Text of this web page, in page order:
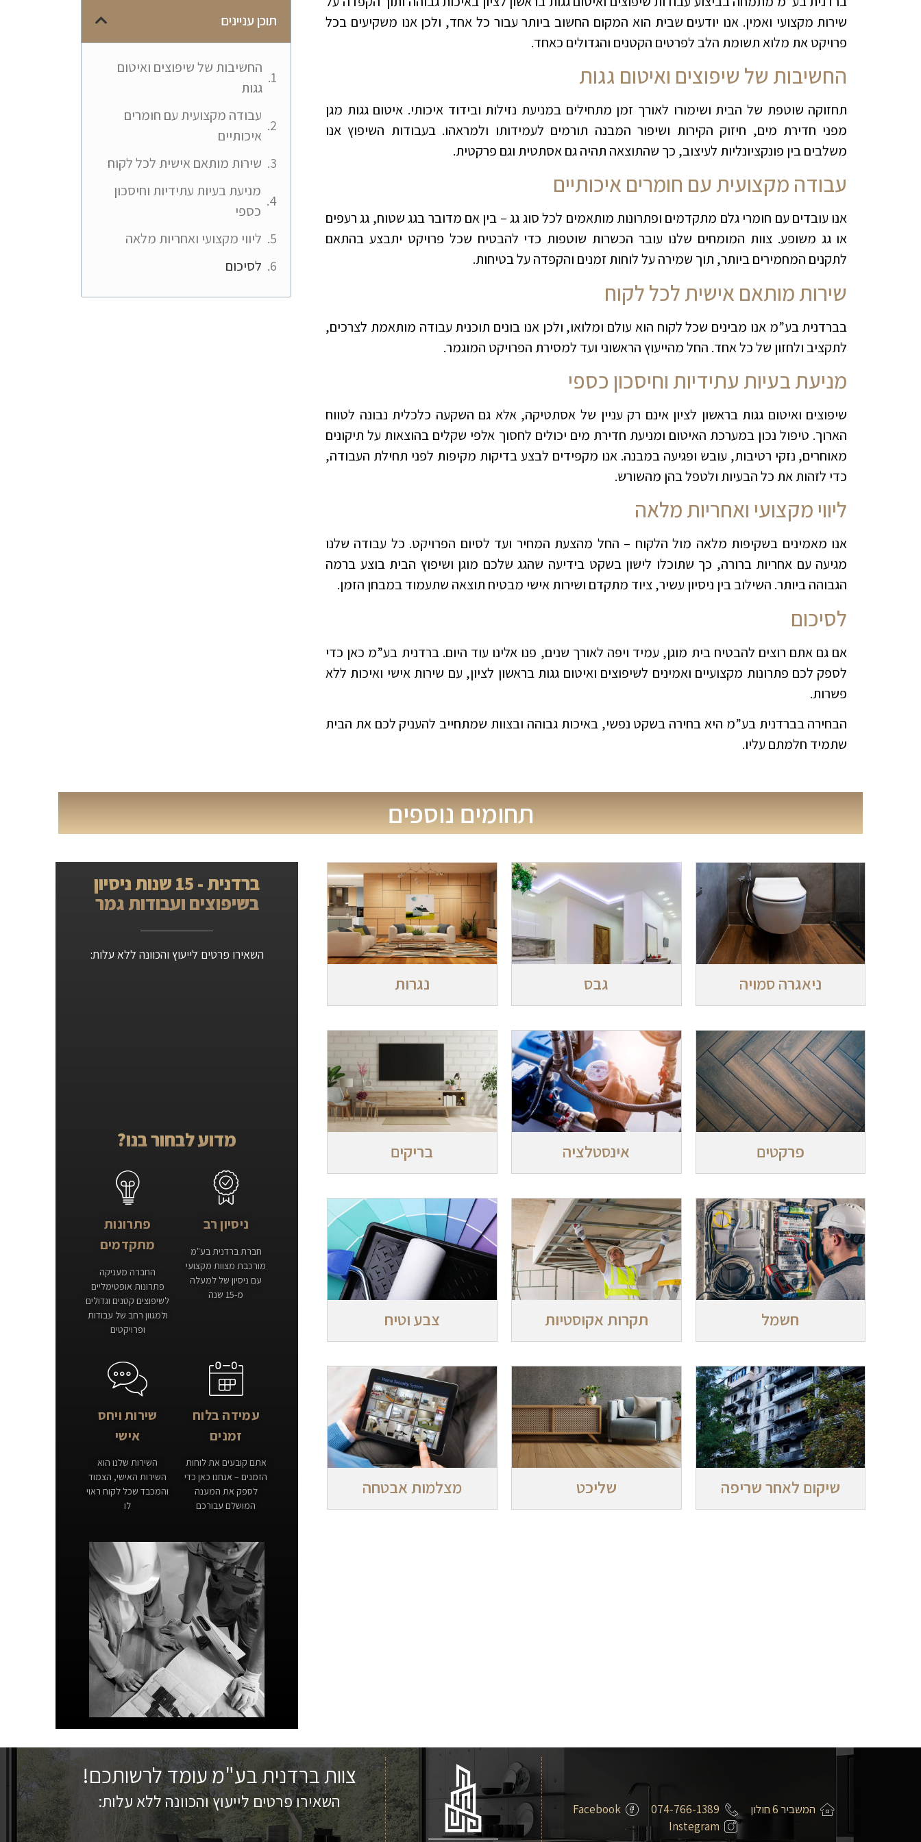
שירות מקצועי ואמין. אנו יודעים שבית הוא המקום החשוב ביותר עבור כל אחד, ולכן אנו משקיעים בכל
פרויקט את מלוא תשומת הלב לפרטים הקטנים והגדולים כאחד.
החשיבות של שיפוצים ואיטום גגות
תחזוקה שוטפת של הבית ושימורו לאורך זמן מתחילים במניעת נזילות ובידוד איכותי. איטום גגות מגן
מפני חדירת מים, חיזוק הקירות ושיפור המבנה תורמים לעמידותו ולמראהו. בעבודות השיפוץ אנו
משלבים בין פונקציונליות לעיצוב, כך שהתוצאה תהיה גם אסתטית וגם פרקטית.
עבודה מקצועית עם חומרים איכותיים
אנו עובדים עם חומרי גלם מתקדמים ופתרונות מותאמים לכל סוג גג – בין אם מדובר בגג שטוח, גג רעפים
או גג משופע. צוות המומחים שלנו עובר הכשרות שוטפות כדי להבטיח שכל פרויקט יתבצע בהתאם
לתקנים המחמירים ביותר, תוך שמירה על לוחות זמנים והקפדה על בטיחות.
שירות מותאם אישית לכל לקוח
בברדנית בע”מ אנו מבינים שכל לקוח הוא עולם ומלואו, ולכן אנו בונים תוכנית עבודה מותאמת לצרכים,
לתקציב ולחזון של כל אחד. החל מהייעוץ הראשוני ועד למסירת הפרויקט המוגמר.
מניעת בעיות עתידיות וחיסכון כספי
שיפוצים ואיטום גגות בראשון לציון אינם רק עניין של אסתטיקה, אלא גם השקעה כלכלית נבונה לטווח
הארוך. טיפול נכון במערכת האיטום ומניעת חדירת מים יכולים לחסוך אלפי שקלים בהוצאות על תיקונים
מאוחרים, נזקי רטיבות, עובש ופגיעה במבנה. אנו מקפידים לבצע בדיקות מקיפות לפני תחילת העבודה,
כדי לזהות את כל הבעיות ולטפל בהן מהשורש.
ליווי מקצועי ואחריות מלאה
אנו מאמינים בשקיפות מלאה מול הלקוח – החל מהצעת המחיר ועד לסיום הפרויקט. כל עבודה שלנו
מגיעה עם אחריות ברורה, כך שתוכלו לישון בשקט בידיעה שהגג שלכם מוגן ושיפוץ הבית בוצע ברמה
הגבוהה ביותר. השילוב בין ניסיון עשיר, ציוד מתקדם ושירות אישי מבטיח תוצאה שתעמוד במבחן הזמן.
לסיכום
אם גם אתם רוצים להבטיח בית מוגן, עמיד ויפה לאורך שנים, פנו אלינו עוד היום. ברדנית בע”מ כאן כדי
לספק לכם פתרונות מקצועיים ואמינים לשיפוצים ואיטום גגות בראשון לציון, עם שירות אישי ואיכות ללא
פשרות.
הבחירה בברדנית בע”מ היא בחירה בשקט נפשי, באיכות גבוהה ובצוות שמתחייב להעניק לכם את הבית
שתמיד חלמתם עליו.
תוכן עניינים
החשיבות של שיפוצים ואיטום
גגות
עבודה מקצועית עם חומרים
איכותיים
שירות מותאם אישית לכל לקוח
מניעת בעיות עתידיות וחיסכון
כספי
ליווי מקצועי ואחריות מלאה
לסיכום
תחומים נוספים
ניאגרה סמויה גבס נגרות
פרקטים אינסטלציה בריקים
חשמל תקרות אקוסטיות צבע וטיח
שיקום לאחר שריפה שליכט מצלמות אבטחה
ברדנית - 15 שנות ניסיון
בשיפוצים ועבודות גמר
השאירו פרטים לייעוץ והכוונה ללא עלות:
מדוע לבחור בנו?
ניסיון רב
חברת ברדנית בע"מ
מורכבת מצוות מקצועי
עם ניסיון של למעלה
מ-15 שנה
פתרונות
מתקדמים
החברה מעניקה
פתרונות אופטימליים
לשיפוצים קטנים וגדולים
ולמגוון רחב של עבודות
ופרויקטים
עמידה בלוח
זמנים
אתם קובעים את לוחות
הזמנים – אנחנו כאן כדי
לספק את המענה
המושלם עבורכם
שירות ויחס
אישי
השירות שלנו הוא
השירות האישי, הצמוד
והמכבד שכל לקוח ראוי
לו
המשביר 6 חולון 074-766-1389
Facebook
Instegram
צוות ברדנית בע"מ עומד לרשותכם!
השאירו פרטים לייעוץ והכוונה ללא עלות: